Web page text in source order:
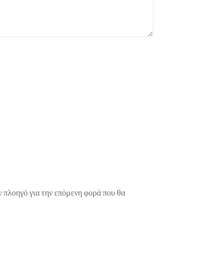
για την επόμενη φορά που θα